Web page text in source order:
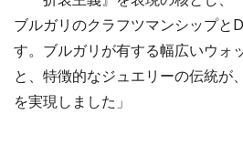
ブルガリのクラフツマンシップと
す。ブルガリが有する幅広いウォ
と、特徴的なジュエリーの伝統が
を実現しました」